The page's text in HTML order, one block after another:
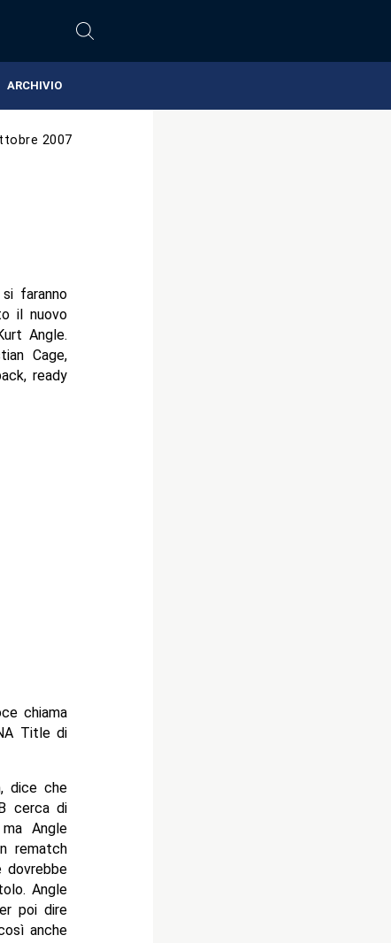
ARCHIVIO
2007
faranno
il nuovo
Angle.
Cage,
ready
chiama
Title di
dice che
cerca di
Angle
rematch
Angle
poi dire
anche